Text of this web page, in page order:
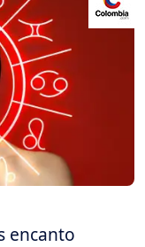
encanto